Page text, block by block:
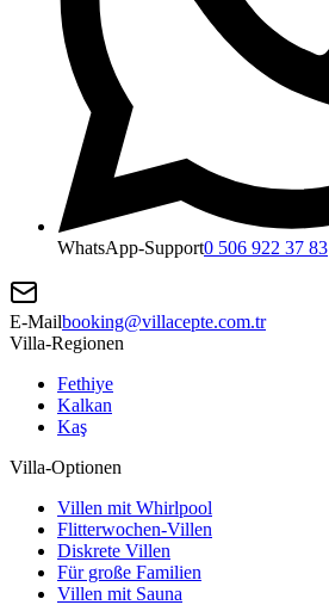
WhatsApp-Support0 506 922 37 83
E-Mailbooking@villacepte.com.tr
Villa-Regionen
Fethiye
Kalkan
Kaş
Villa-Optionen
Villen mit Whirlpool
Flitterwochen-Villen
Diskrete Villen
Für große Familien
Villen mit Sauna